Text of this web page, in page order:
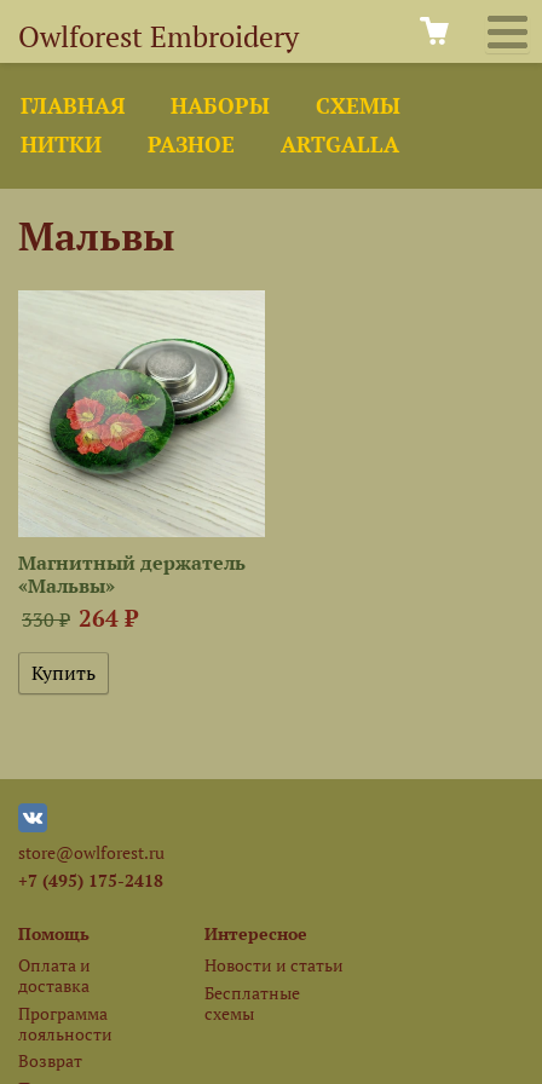
Owlforest Embroidery
ГЛАВНАЯ НАБОРЫ
СХЕМЫ
НИТКИ
РАЗНОЕ ARTGALLA
Мальвы
Магнитный держатель
«Мальвы»
330 ₽ 264 ₽
store@owlforest.ru
+7 (495) 175-2418
Помощь
Оплата и
доставка
Программа
лояльности
Возврат
Интересное
Новости и статьи
Бесплатные
схемы